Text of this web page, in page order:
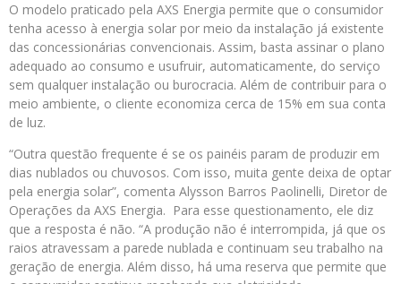
O modelo praticado pela AXS Energia permite que o consumidor
tenha acesso à energia solar por meio da instalação já existente
das concessionárias convencionais. Assim, basta assinar o plano
adequado ao consumo e usufruir, automaticamente, do serviço
sem qualquer instalação ou burocracia. Além de contribuir para o
meio ambiente, o cliente economiza cerca de 15% em sua conta
de luz.
“Outra questão frequente é se os painéis param de produzir em
dias nublados ou chuvosos. Com isso, muita gente deixa de optar
pela energia solar”, comenta Alysson Barros Paolinelli, Diretor de
Operações da AXS Energia. Para esse questionamento, ele diz
que a resposta é não. “A produção não é interrompida, já que os
raios atravessam a parede nublada e continuam seu trabalho na
geração de energia. Além disso, há uma reserva que permite que